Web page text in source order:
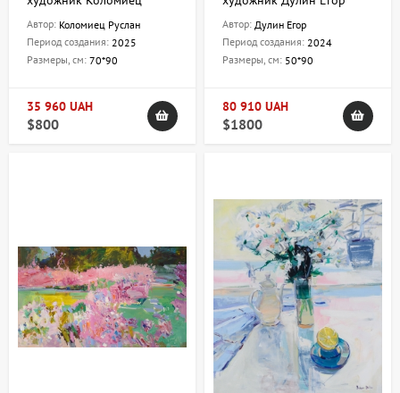
Автор: Коломиец Руслан
Период создания: 2025
Размеры, см: 70*90
35 960 UAH
$800
Автор: Дулин Егор
Период создания: 2024
Размеры, см: 50*90
80 910 UAH
$1800